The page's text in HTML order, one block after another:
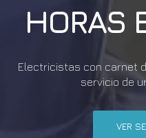
HORAS
Electricistas con carnet
servicio de
VER